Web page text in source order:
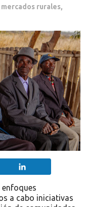
rurales,
enfoques
a cabo iniciativas